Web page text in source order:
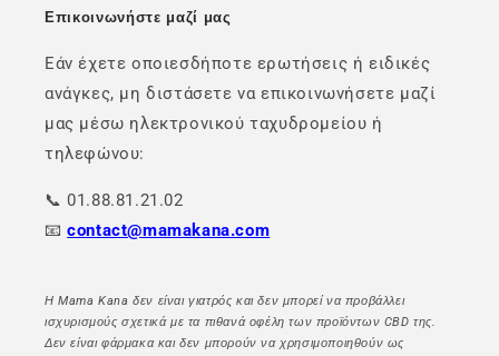
Επικοινωνήστε μαζί μας
Εάν έχετε οποιεσδήποτε ερωτήσεις ή ειδικές
ανάγκες, μη διστάσετε να επικοινωνήσετε μαζί
μας μέσω ηλεκτρονικού ταχυδρομείου ή
τηλεφώνου:
📞 01.88.81.21.02
📧contact@mamakana.com
Η Mama Kana δεν είναι γιατρός και δεν μπορεί να προβάλλει
ισχυρισμούς σχετικά με τα πιθανά οφέλη των προϊόντων CBD της.
Δεν είναι φάρμακα και δεν μπορούν να χρησιμοποιηθούν ως